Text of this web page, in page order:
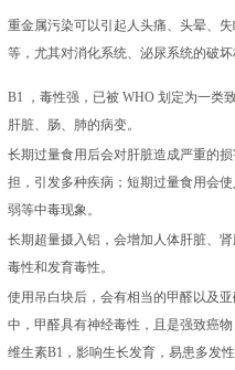
重金属污染可以引起人头痛、头晕、
等，尤其对消化系统、泌尿系统的破
B1 ，毒性强，已被 WHO 划定为一类
肝脏、肠、肺的病变。
长期过量食用后会对肝脏造成严重的
担，引发多种疾病；短期过量食用会
弱等中毒现象。
长期超量摄入铝，会增加人体肝脏、
毒性和发育毒性。
使用吊白块后，会有相当的甲醛以及
中，甲醛具有神经毒性，且是强致癌
维生素B1，影响生长发育，易患多发